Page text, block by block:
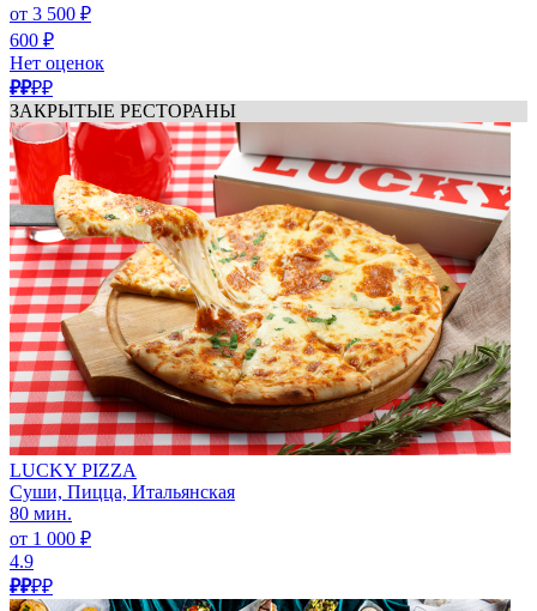
от 3 500 ₽
600 ₽
Нет оценок
₽₽₽₽
ЗАКРЫТЫЕ РЕСТОРАНЫ
LUCKY PIZZA
Суши, Пицца, Итальянская
80 мин.
от 1 000 ₽
4.9
₽₽₽₽